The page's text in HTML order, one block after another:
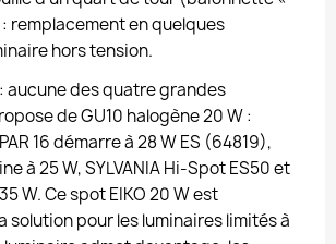
remplacement en quelques
hors tension.
aucune des quatre grandes
de GU10 halogène 20 W :
16 démarre à 28 W ES (64819),
à 25 W, SYLVANIA Hi-Spot ES50 et
W. Ce spot EIKO 20 W est
solution pour les luminaires limités à